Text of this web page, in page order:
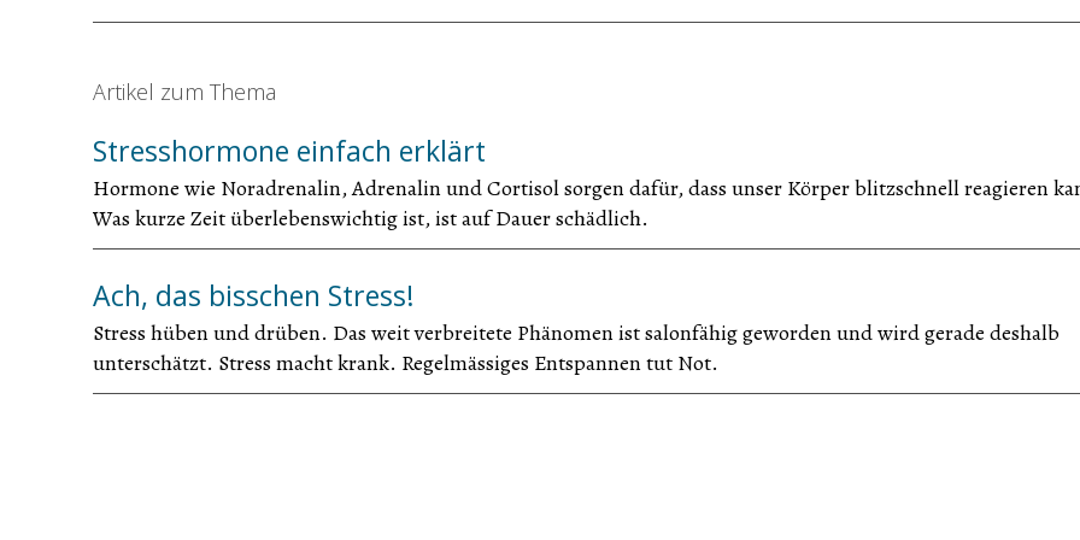
Artikel zum Thema
Stresshormone einfach erklärt
Hormone wie Noradrenalin, Adrenalin und Cortisol sorgen dafür, dass unser Körper blitzschnell reagieren
Was kurze Zeit überlebenswichtig ist, ist auf Dauer schädlich.
Ach, das bisschen Stress!
Stress hüben und drüben. Das weit verbreitete Phänomen ist salonfähig geworden und wird gerade deshalb
unterschätzt. Stress macht krank. Regelmässiges Entspannen tut Not.